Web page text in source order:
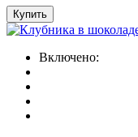
Купить
Включено: